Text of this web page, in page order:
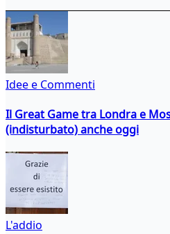
Idee e Commenti
Il Great Game tra Londra e
(indisturbato) anche oggi
L'addio